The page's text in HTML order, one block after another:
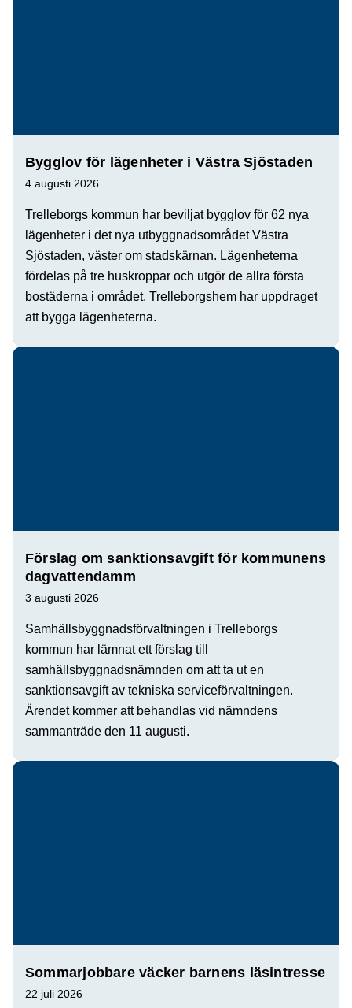
Bygglov för lägenheter i Västra Sjöstaden
4 augusti 2026
Trelleborgs kommun har beviljat bygglov för 62 nya
lägenheter i det nya utbyggnadsområdet Västra
Sjöstaden, väster om stadskärnan. Lägenheterna
fördelas på tre huskroppar och utgör de allra första
bostäderna i området. Trelleborgshem har uppdraget
att bygga lägenheterna.
Förslag om sanktionsavgift för kommunens
dagvattendamm
3 augusti 2026
Samhällsbyggnadsförvaltningen i Trelleborgs
kommun har lämnat ett förslag till
samhällsbyggnadsnämnden om att ta ut en
sanktionsavgift av tekniska serviceförvaltningen.
Ärendet kommer att behandlas vid nämndens
sammanträde den 11 augusti.
Sommarjobbare väcker barnens läsintresse
22 juli 2026